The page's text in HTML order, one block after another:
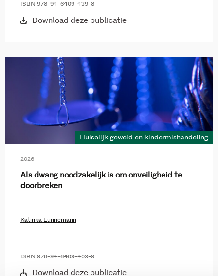
ISBN 978-94-6409-439-8
Download deze publicatie
Huiselijk geweld en kindermishandeling
2026
Als dwang noodzakelijk is om onveiligheid te
doorbreken
Katinka Lünnemann
ISBN 978-94-6409-403-9
Download deze publicatie